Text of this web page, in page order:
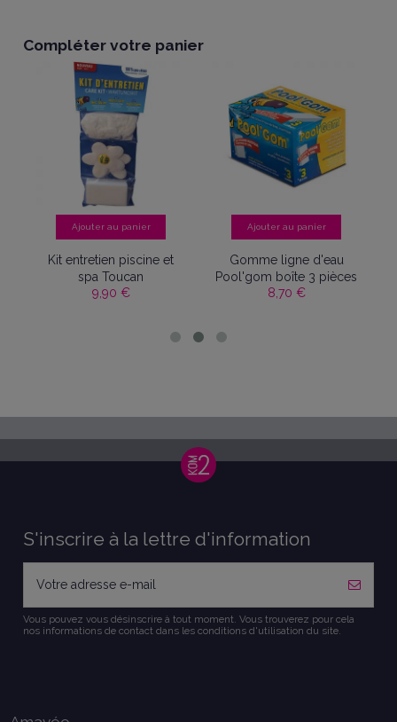
Compléter votre panier
Ajouter au panier
Kit entretien piscine et
spa Toucan
9,90 €
Ajouter au panier
Gomme ligne d'eau
Pool'gom boîte 3 pièces
8,70 €
S'inscrire à la lettre d'information
Vous pouvez vous désinscrire à tout moment. Vous trouverez pour cela
nos informations de contact dans les conditions d'utilisation du site.